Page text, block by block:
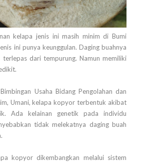
kelapa jenis ini masih minim di Bumi
ini punya keunggulan. Daging buahnya
dari tempurung. Namun memiliki
Usaha Bidang Pengolahan dan
Umani, kelapa kopyor terbentuk akibat
Ada kelainan genetik pada individu
tidak melekatnya daging buah
kopyor dikembangkan melalui sistem